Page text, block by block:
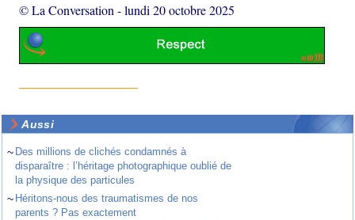
© La Conversation -lundi 20 octobre 2025
Aussi
~ Des millions de clichés condamnés à
disparaître : l’héritage photographique oublié de
la physique des particules
~ Héritons-nous des traumatismes de nos
parents ? Pas exactement